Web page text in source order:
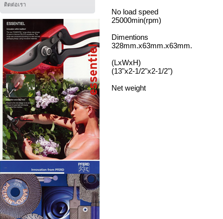
ติดต่อเรา
No load speed
25000min(rpm)
Dimentions
328mm.x63mm.x63mm.
(LxWxH)
(13"x2-1/2"x2-1/2")
Net weight